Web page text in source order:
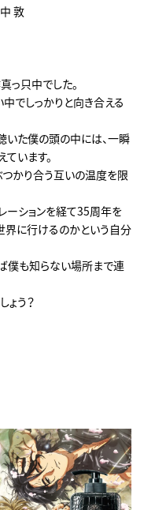
敦
っ只中でした。
でしっかりと向き合える
いた僕の頭の中には、一瞬
います。
つかり合う互いの温度を限
ーションを経て35周年を
界に行けるのかという自分
僕も知らない場所まで連
ょう？